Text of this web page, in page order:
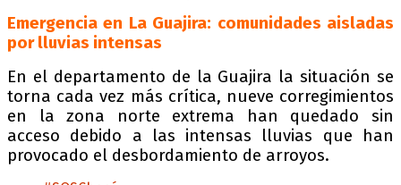
Emergencia en La Guajira: comunidades aisladas
por lluvias intensas
En el departamento de la Guajira la situación se
torna cada vez más crítica, nueve corregimientos
en la zona norte extrema han quedado sin
acceso debido a las intensas lluvias que han
provocado el desbordamiento de arroyos.